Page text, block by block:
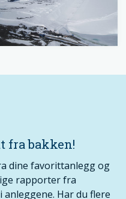
fra bakken!
dine favorittanlegg og
rapporter fra
Har du flere